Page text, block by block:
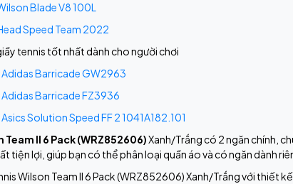
Blade V8 100L
Speed Team 2022
tennis tốt nhất dành cho người chơi
Barricade GW2963
Barricade FZ3936
Solution Speed FF 2 1041A182.101
Team II 6 Pack (WRZ852606)Xanh/Trắng có 2 ngăn chính,
tiện lợi, giúp bạn có thể phân loại quần áo và có ngăn dành
Wilson Team II 6 Pack (WRZ852606) Xanh/Trắng với thiết